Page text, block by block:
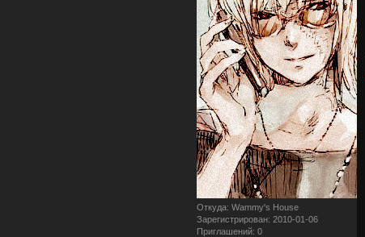
Откуда: Wammy's House
Зарегистрирован: 2010-01-06
Приглашений: 0